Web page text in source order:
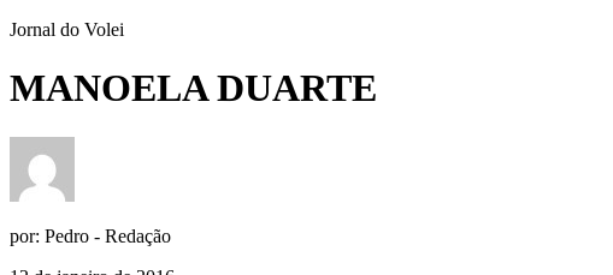
Jornal do Volei
MANOELA DUARTE
por: Pedro - Redação